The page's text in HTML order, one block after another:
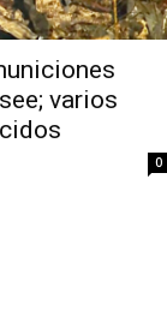
varios
0